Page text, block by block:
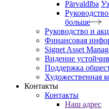
Pārvaldība
больше
Руководство и
Финансовая
Signet Asset
Видение
Поддержка
Художественная
Контакты
Контакты
Наш адрес